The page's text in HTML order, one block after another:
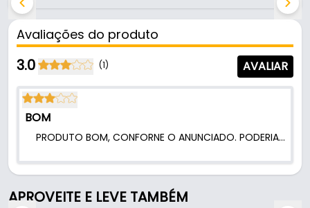
Características:
- Marca: Mark
- Modelo: Concha
- Material: Zamac
- Acabamento: Fosco
- Cor: Preto
- Largura: 13 Mm - (1,3 Cm)
- Altura: 35 Mm - (3,5 Cm)
- Comprimento total: 84 Mm - (8,4 Cm)
- Medida entre os furos: 64 Mm - (6,4 Cm)
- Acompanha parafusos: Não
Avaliações do produto
3.0 (1) AVALIAR
BOM
PRODUTO BOM, CONFORNE O ANUNCIADO. PODERIA SÓ TER VINDO OS PARAFUSOS JUNTOS NÉ.
APROVEITE E LEVE TAMBÉM